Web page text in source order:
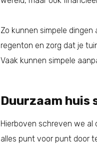
Zo kunnen simpele
regenton en zorg dat je
Vaak kunnen simpele
Duurzaam huis
Hierboven schreven we al
alles punt voor punt door